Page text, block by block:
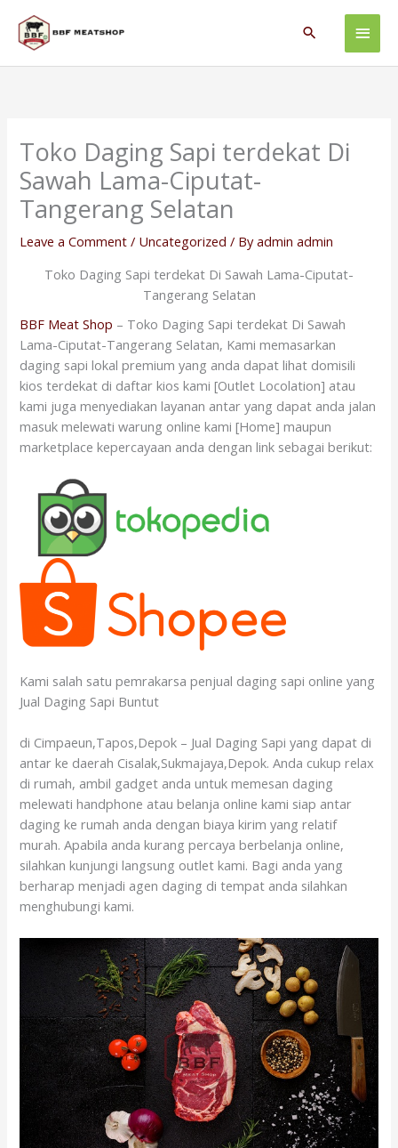
content
Main
Search
Toko Daging Sapi terdekat Di
Sawah Lama-Ciputat-
Tangerang Selatan
Leave a Comment / Uncategorized / Byadmin admin
Toko Daging Sapi terdekat Di Sawah Lama-Ciputat-
Tangerang Selatan
BBF Meat Shop – Toko Daging Sapi terdekat Di Sawah
Lama-Ciputat-Tangerang Selatan, Kami memasarkan
daging sapi lokal premium yang anda dapat lihat domisili
kios terdekat di daftar kios kami [Outlet Locolation] atau
kami juga menyediakan layanan antar yang dapat anda jalan
masuk melewati warung online kami [Home] maupun
marketplace kepercayaan anda dengan link sebagai berikut:
Kami salah satu pemrakarsa penjual daging sapi online yang
Jual Daging Sapi Buntut
di Cimpaeun,Tapos,Depok – Jual Daging Sapi yang dapat di
antar ke daerah Cisalak,Sukmajaya,Depok. Anda cukup relax
di rumah, ambil gadget anda untuk memesan daging
melewati handphone atau belanja online kami siap antar
daging ke rumah anda dengan biaya kirim yang relatif
murah. Apabila anda kurang percaya berbelanja online,
silahkan kunjungi langsung outlet kami. Bagi anda yang
berharap menjadi agen daging di tempat anda silahkan
menghubungi kami.